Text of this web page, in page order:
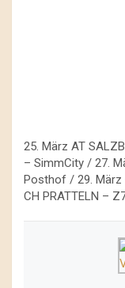
25. März AT
– SimmCity / 27.
Posthof / 29. März
CH PRATTELN –